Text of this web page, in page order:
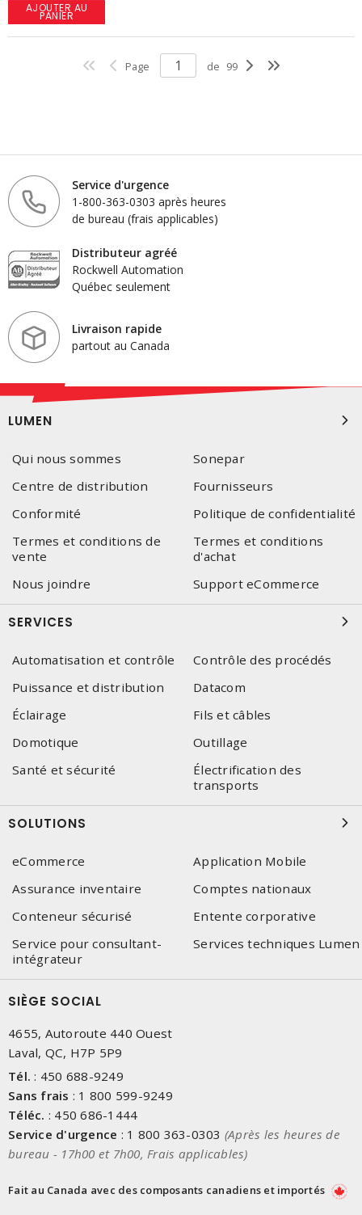
AJOUTER AU
PANIER
Page de 99
Service d'urgence
1-800-363-0303 après heures
de bureau (frais applicables)
Distributeur agréé
Rockwell Automation
Québec seulement
Livraison rapide
partout au Canada
LUMEN
Qui nous sommes
Sonepar
Centre de distribution
Fournisseurs
Conformité
Politique de confidentialité
Termes et conditions de
vente
Termes et conditions
d'achat
Nous joindre
Support eCommerce
SERVICES
Automatisation et contrôle
Contrôle des procédés
Puissance et distribution
Datacom
Éclairage
Fils et câbles
Domotique
Outillage
Santé et sécurité
Électrification des
transports
SOLUTIONS
eCommerce
Application Mobile
Assurance inventaire
Comptes nationaux
Conteneur sécurisé
Entente corporative
Service pour consultant-
intégrateur
Services techniques Lumen
SIÈGE SOCIAL
4655, Autoroute 440 Ouest
Laval, QC, H7P 5P9
Tél. : 450 688-9249
Sans frais : 1 800 599-9249
Téléc. : 450 686-1444
Service d'urgence : 1 800 363-0303 (Après les heures de
bureau - 17h00 et 7h00, Frais applicables)
Fait au Canada avec des composants canadiens et importés